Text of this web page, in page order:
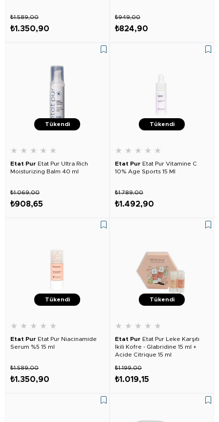
₺1.350,90
₺1.589,00
₺824,90
₺949,00
Tükendi
★ ★ ★ ★ ★
Etat Pur Etat Pur Ultra Rich
Moisturizing Balm 40 ml
₺908,65
₺1.069,00
Tükendi
★ ★ ★ ★ ★
Etat Pur Etat Pur Vitamine C
10% Age Sports 15 Ml
₺1.492,90
₺1.789,00
Tükendi
★ ★ ★ ★ ★
Etat Pur Etat Pur Niacinamide
Serum %5 15 ml
₺1.350,90
₺1.589,00
Tükendi
★ ★ ★ ★ ★
Etat Pur Etat Pur Leke Karşıtı
İkili Kofre - Glabridine 15 ml +
Acide Citrique 15 ml
₺1.019,15
₺1.199,00